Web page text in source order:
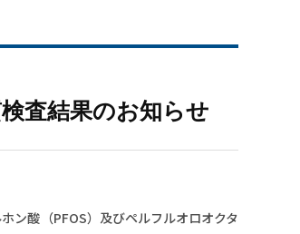
査結果のお知らせ
ン酸（PFOS）及びペルフルオロオクタ